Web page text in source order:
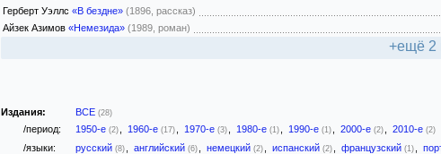
Герберт Уэллс «В бездне» (1896, рассказ)
Айзек Азимов «Немезида» (1989, роман)
+ещё 2
Издания: ВСЕ (28)
/период: 1950-е (2) 1960-е (17) 1970-е (3) 1980-е (1) 1990-е (1) 2000-е (2) 2010-е (2)
/языки: русский (8) английский (6) немецкий (2) испанский (2) французский (1)